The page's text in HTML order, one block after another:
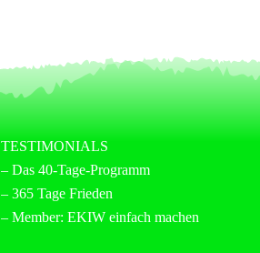
TESTIMONIALS
– Das 40-Tage-Programm
– 365 Tage Frieden
– Member: EKIW einfach machen